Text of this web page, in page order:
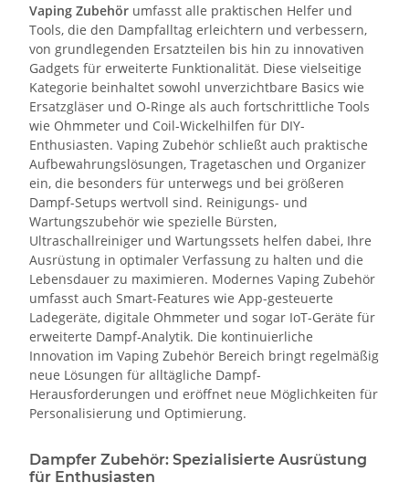
Vaping Zubehör umfasst alle praktischen Helfer und
Tools, die den Dampfalltag erleichtern und verbessern,
von grundlegenden Ersatzteilen bis hin zu innovativen
Gadgets für erweiterte Funktionalität. Diese vielseitige
Kategorie beinhaltet sowohl unverzichtbare Basics wie
Ersatzgläser und O-Ringe als auch fortschrittliche Tools
wie Ohmmeter und Coil-Wickelhilfen für DIY-
Enthusiasten. Vaping Zubehör schließt auch praktische
Aufbewahrungslösungen, Tragetaschen und Organizer
ein, die besonders für unterwegs und bei größeren
Dampf-Setups wertvoll sind. Reinigungs- und
Wartungszubehör wie spezielle Bürsten,
Ultraschallreiniger und Wartungssets helfen dabei, Ihre
Ausrüstung in optimaler Verfassung zu halten und die
Lebensdauer zu maximieren. Modernes Vaping Zubehör
umfasst auch Smart-Features wie App-gesteuerte
Ladegeräte, digitale Ohmmeter und sogar IoT-Geräte für
erweiterte Dampf-Analytik. Die kontinuierliche
Innovation im Vaping Zubehör Bereich bringt regelmäßig
neue Lösungen für alltägliche Dampf-
Herausforderungen und eröffnet neue Möglichkeiten für
Personalisierung und Optimierung.
Dampfer Zubehör: Spezialisierte Ausrüstung
für Enthusiasten